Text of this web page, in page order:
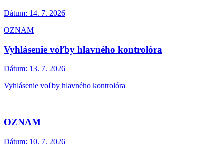
Dátum: 14. 7. 2026
OZNAM
Vyhlásenie voľby hlavného kontrolóra
Dátum: 13. 7. 2026
Vyhlásenie voľby hlavného kontrolóra
OZNAM
Dátum: 10. 7. 2026